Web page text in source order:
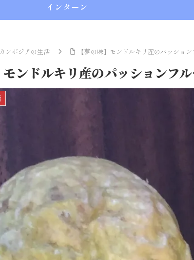
インターン
カンボジアの生活 【夢の味】モンドルキリ産のパッション
モンドルキリ産のパッションフ